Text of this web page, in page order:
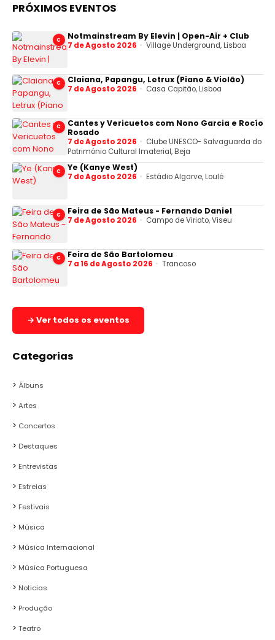
PRÓXIMOS EVENTOS
C Notmainstream By Elevin | Open-Air + Club
7 de Agosto 2026 Village Underground, Lisboa
C Claiana, Papangu, Letrux (Piano & Violão)
7 de Agosto 2026 Casa Capitão, Lisboa
C
Cantes y Vericuetos com Nono Garcia e Rocío
Rosado
7 de Agosto 2026
Clube UNESCO- Salvaguarda do
Património Cultural Imaterial, Beja
C Ye (Kanye West)
7 de Agosto 2026 Estádio Algarve, Loulé
C Feira de São Mateus - Fernando Daniel
7 de Agosto 2026 Campo de Viriato, Viseu
C Feira de São Bartolomeu
7 a 16 de Agosto 2026 Trancoso
→ Ver todos os eventos
Categorias
Álbuns
Artes
Concertos
Destaques
Entrevistas
Estreias
Festivais
Música
Música Internacional
Música Portuguesa
Noticias
Produção
Teatro